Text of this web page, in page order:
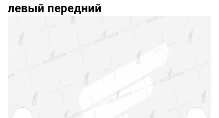
левый передний